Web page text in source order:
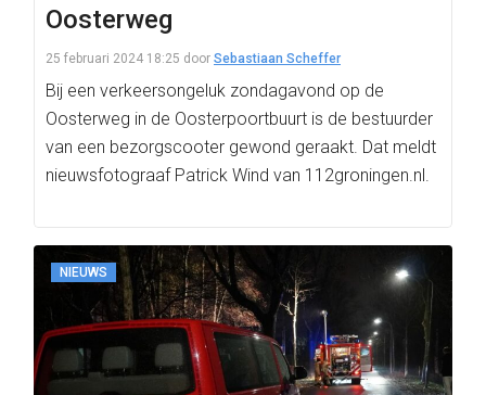
Oosterweg
25 februari 2024 18:25 door Sebastiaan Scheffer
Bij een verkeersongeluk zondagavond op de
Oosterweg in de Oosterpoortbuurt is de bestuurder
van een bezorgscooter gewond geraakt. Dat meldt
nieuwsfotograaf Patrick Wind van 112groningen.nl.
NIEUWS